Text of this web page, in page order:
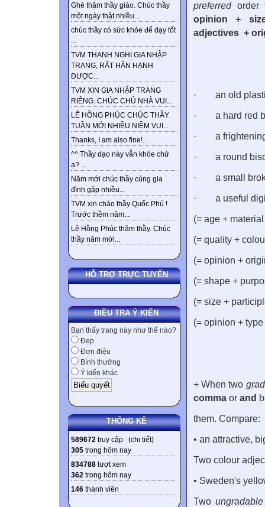
Ghé thăm thầy giáo. Chúc thầy
một ngày thật nhiều...
chúc thầy có sức khỏe để dạy tốt
...
TVM THANH NGHỊ GIA NHẬP
TRANG, RẤT HÂN HẠNH
ĐƯỢC...
TVM XIN GIA NHẬP TRANG
RIÊNG. CHÚC CHỦ NHÀ VUI...
LÊ HỒNG PHÚC CHÚC THẦY
TUẦN MỚI NHIỀU NIỀM VUI...
Thanks, I am also fine!...
^^ Thầy dạo này vẫn khỏe chứ
ạ? ...
Năm mới chúc thầy cùng gia
đình gặp nhiều...
TVM xin chào thầy Quốc Phú !
Trước thềm năm...
Lê Hồng Phúc thăm thầy. Chúc
thầy năm mới...
HỖ TRỢ TRỰC TUYẾN
ĐIỀU TRA Ý KIẾN
Bạn thấy trang này như thế nào?
Đẹp
Đơn điệu
Bình thường
Ý kiến khác
THỐNG KÊ
589672 truy cập (chi tiết)
305 trong hôm nay
834788 lượt xem
362 trong hôm nay
146 thành viên
preferredorder
opinion +
adjectives +
· an old
· a hard red
· a
· a round
· a small
· a useful
(= age +
(= quality +
(= opinion +
(= shape +
(= size +
(= opinion +
+ When two
comma or and
them. Compare:
• an attractive,
Two colour
• Sweden's
Two ungradable